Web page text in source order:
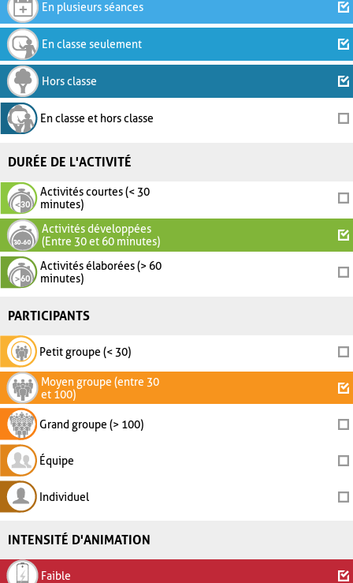
En plusieurs séances
En classe seulement
Hors classe
En classe et hors classe
DURÉE DE L'ACTIVITÉ
Activités courtes (< 30
minutes)
Activités développées
(Entre 30 et 60 minutes)
Activités élaborées (> 60
minutes)
PARTICIPANTS
Petit groupe (< 30)
Moyen groupe (entre 30
et 100)
Grand groupe (> 100)
Équipe
Individuel
INTENSITÉ D'ANIMATION
Faible